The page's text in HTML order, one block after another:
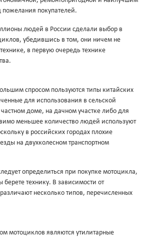
покупателей.
людей в России сделали выбор в
убедившись в том, они ничем не
в первую очередь технике
спросом пользуются типы китайских
для использования в сельской
доме, на дачном участке либо для
меньшее количество людей используют
в российских городах плохие
на двухколесном транспортном
определиться при покупке мотоцикла,
берете технику. В зависимости от
несколько типов, перечисленных
мотоциклов являются утилитарные